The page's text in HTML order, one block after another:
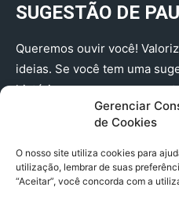
Gerenciar
de Cookies
O nosso site utiliza cookies para
utilização, lembrar de suas
“Aceitar”, você concorda com a
SUGESTÃO DE
Queremos ouvir você!
ideias. Se você tem uma
história que merece ser
(91) 98224 - 3111